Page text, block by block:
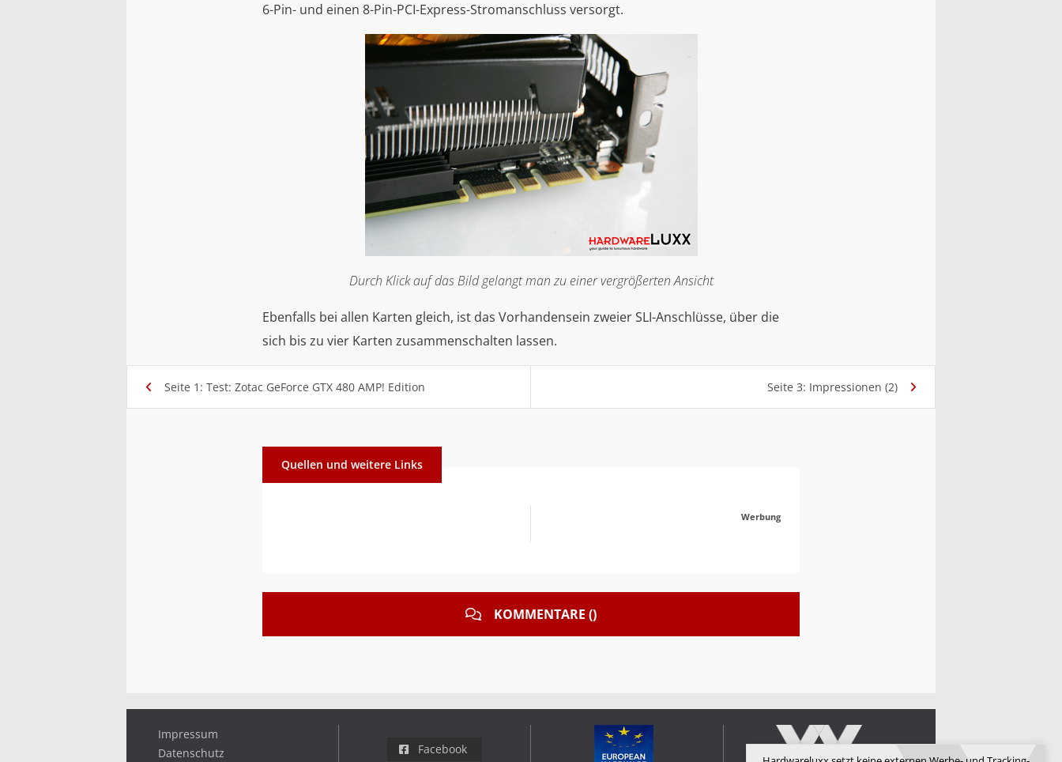
6-Pin- und einen 8-Pin-PCI-Express-Stromanschluss versorgt.
Durch Klick auf das Bild gelangt man zu einer vergrößerten Ansicht
Ebenfalls bei allen Karten gleich, ist das Vorhandensein zweier SLI-Anschlüsse, über die
sich bis zu vier Karten zusammenschalten lassen.
Seite 1: Test: Zotac GeForce GTX 480 AMP! Edition Seite 3: Impressionen (2)
Quellen und weitere Links
Werbung
KOMMENTARE ()
Impressum
Datenschutz
Facebook